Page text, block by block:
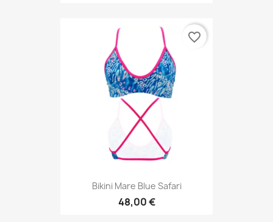
Bikini Mare Blue Safari
48,00 €
favorite_border